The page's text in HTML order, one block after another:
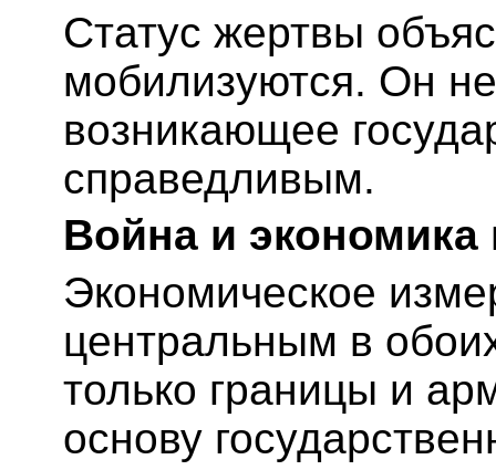
Статус жертвы
мобилизуются. Он
возникающее
справедливым.
Война и
Экономическое
центральным в
только границы и
основу